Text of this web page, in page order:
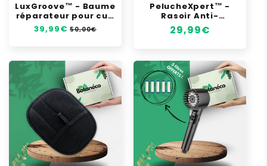
LuxGroove™ - Baume
réparateur pour cuir
et meubles
Prix
39,99€ Prix
50,00€
PelucheXpert™ -
Rasoir Anti-
Bouloche
Prix
29,99€